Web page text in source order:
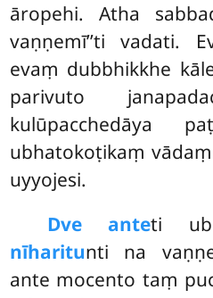
āropehi. Atha
vaṇṇemī’’ti vadati.
evaṃ dubbhikkhe
parivuto
kulūpacchedāya
ubhatokoṭikaṃ
uyyojesi.
Dve anteti
nīharitunti na
ante mocento taṃ